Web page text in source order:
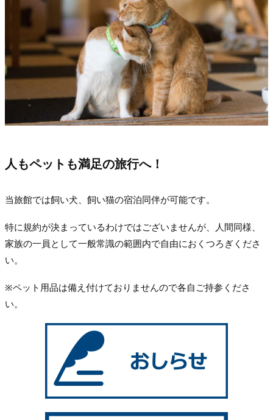
人もペットも満足の旅行へ！
当旅館では飼い犬、飼い猫の宿泊同伴が可能です。
特に規約が決まっているわけではございませんが、人間同様、
家族の一員として一般常識の範囲内で自由におくつろぎくださ
い。
※ペット用品は備え付けておりませんので各自ご持参くださ
い。